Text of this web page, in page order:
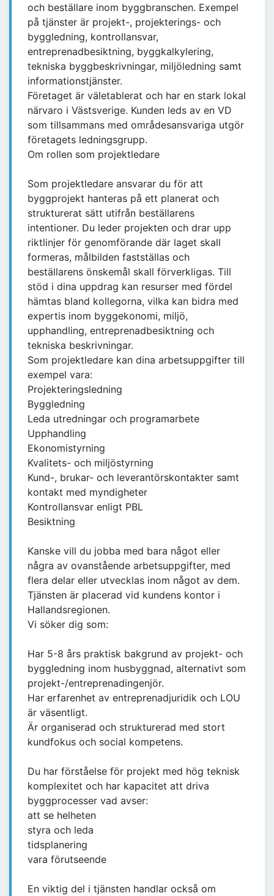
och beställare inom byggbranschen. Exempel
på tjänster är projekt-, projekterings- och
byggledning, kontrollansvar,
entreprenadbesiktning, byggkalkylering,
tekniska byggbeskrivningar, miljöledning samt
informationstjänster.
Företaget är väletablerat och har en stark lokal
närvaro i Västsverige. Kunden leds av en VD
som tillsammans med områdesansvariga utgör
företagets ledningsgrupp.
Om rollen som projektledare
Som projektledare ansvarar du för att
byggprojekt hanteras på ett planerat och
strukturerat sätt utifrån beställarens
intentioner. Du leder projekten och drar upp
riktlinjer för genomförande där laget skall
formeras, målbilden fastställas och
beställarens önskemål skall förverkligas. Till
stöd i dina uppdrag kan resurser med fördel
hämtas bland kollegorna, vilka kan bidra med
expertis inom byggekonomi, miljö,
upphandling, entreprenadbesiktning och
tekniska beskrivningar.
Som projektledare kan dina arbetsuppgifter till
exempel vara:
Projekteringsledning
Byggledning
Leda utredningar och programarbete
Upphandling
Ekonomistyrning
Kvalitets- och miljöstyrning
Kund-, brukar- och leverantörskontakter samt
kontakt med myndigheter
Kontrollansvar enligt PBL
Besiktning
Kanske vill du jobba med bara något eller
några av ovanstående arbetsuppgifter, med
flera delar eller utvecklas inom något av dem.
Tjänsten är placerad vid kundens kontor i
Hallandsregionen.
Vi söker dig som:
Har 5-8 års praktisk bakgrund av projekt- och
byggledning inom husbyggnad, alternativt som
projekt-/entreprenadingenjör.
Har erfarenhet av entreprenadjuridik och LOU
är väsentligt.
Är organiserad och strukturerad med stort
kundfokus och social kompetens.
Du har förståelse för projekt med hög teknisk
komplexitet och har kapacitet att driva
byggprocesser vad avser:
att se helheten
styra och leda
tidsplanering
vara förutseende
En viktig del i tjänsten handlar också om